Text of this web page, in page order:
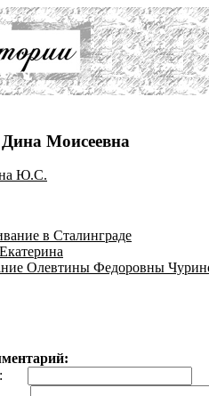
Моисеевна
Ю.С.
в Сталинграде
Олевтины Федоровны